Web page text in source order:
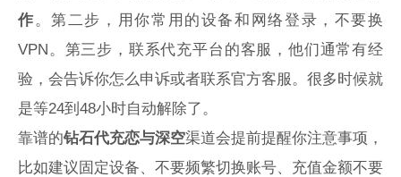
作 。第二步，用你常用的设备和网络登录，不要换
VPN。第三步，联系代充平台的客服，他们通常有经
验，会告诉你怎么申诉或者联系官方客服。很多时候就
是等24到48小时自动解除了。
靠谱的钻石代充恋与深空渠道会提前提醒你注意事项，
比如建议固定设备、不要频繁切换账号、充值金额不要